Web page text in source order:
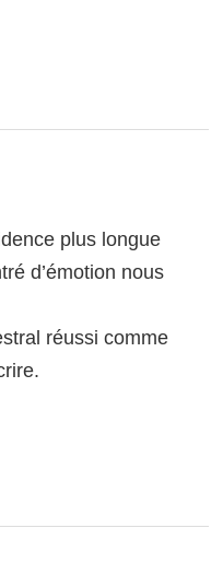
plus longue
d’émotion nous
réussi comme